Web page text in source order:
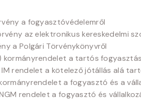
a fogyasztóvédelemről
az elektronikus kereskedelmi
a Polgári Törvénykönyvről
kormányrendelet a tartós
IM rendelet a kötelező jótállás alá
a fogyasztó és a
NGM rendelet a fogyasztó és